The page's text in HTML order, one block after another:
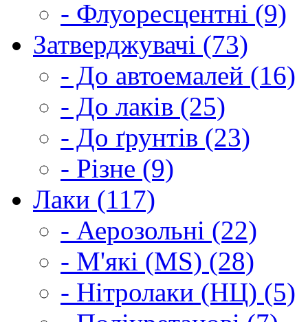
- Флуоресцентні (9)
Затверджувачі (73)
- До автоемалей (16)
- До лаків (25)
- До ґрунтів (23)
- Різне (9)
Лаки (117)
- Аерозольні (22)
- М'які (MS) (28)
- Нітролаки (НЦ) (5)